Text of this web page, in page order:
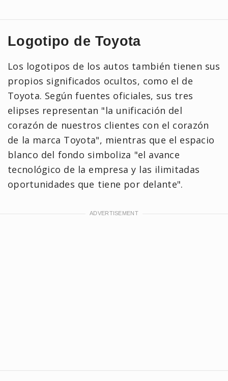
Logotipo de Toyota
Los logotipos de los autos también tienen sus
propios significados ocultos, como el de
Toyota. Según fuentes oficiales, sus tres
elipses representan "la unificación del
corazón de nuestros clientes con el corazón
de la marca Toyota", mientras que el espacio
blanco del fondo simboliza "el avance
tecnológico de la empresa y las ilimitadas
oportunidades que tiene por delante".